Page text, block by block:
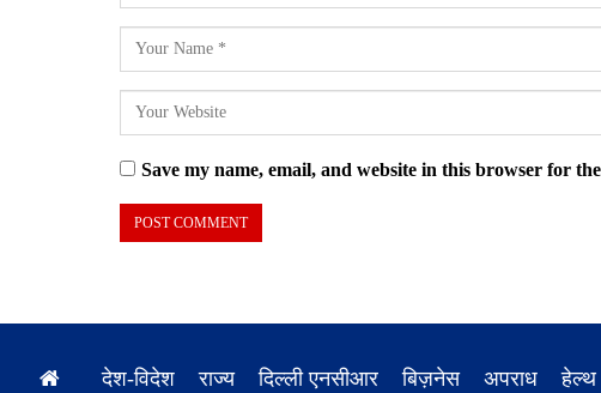
Save my name, email, and website in this browser for
देश-विदेश राज्य दिल्ली एनसीआर बिज़नेस अपराध हेल्थ